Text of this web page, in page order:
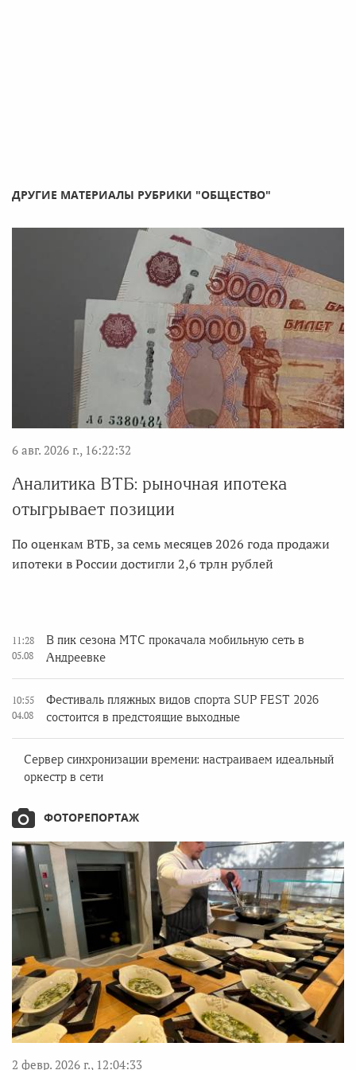
ДРУГИЕ МАТЕРИАЛЫ РУБРИКИ "ОБЩЕСТВО"
6 авг. 2026 г., 16:22:32
Аналитика ВТБ: рыночная ипотека
отыгрывает позиции
По оценкам ВТБ, за семь месяцев 2026 года продажи
ипотеки в России достигли 2,6 трлн рублей
11:28
05.08
В пик сезона МТС прокачала мобильную сеть в
Андреевке
10:55
04.08
Фестиваль пляжных видов спорта SUP FEST 2026
состоится в предстоящие выходные
Сервер синхронизации времени: настраиваем идеальный
оркестр в сети
ФОТОРЕПОРТАЖ
2 февр. 2026 г., 12:04:33